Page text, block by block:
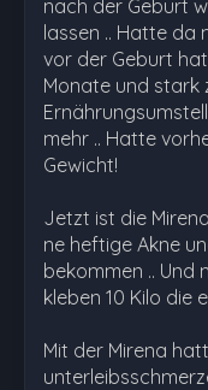
nach der Geburt
lassen .. Hatte da
vor der Geburt
Monate und stark
mehr .. Hatte
Gewicht!
Jetzt ist die
ne heftige Akne
bekommen .. Und
kleben 10 Kilo die
Mit der Mirena